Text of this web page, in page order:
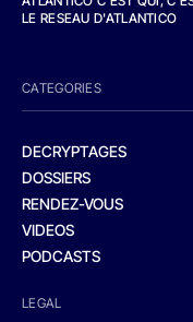
LE RESEAU D'ATLANTICO
CATEGORIES
DECRYPTAGES
DOSSIERS
RENDEZ-VOUS
VIDEOS
PODCASTS
LEGAL